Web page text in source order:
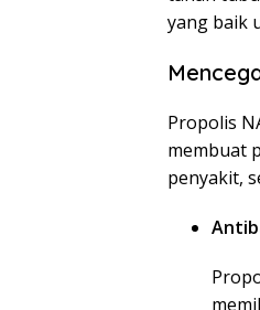
yang baik
Propolis
membuat
penyakit,